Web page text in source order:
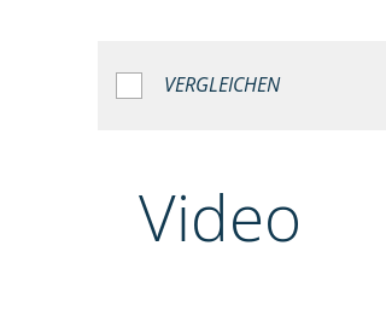
VERGLEICHEN
Video